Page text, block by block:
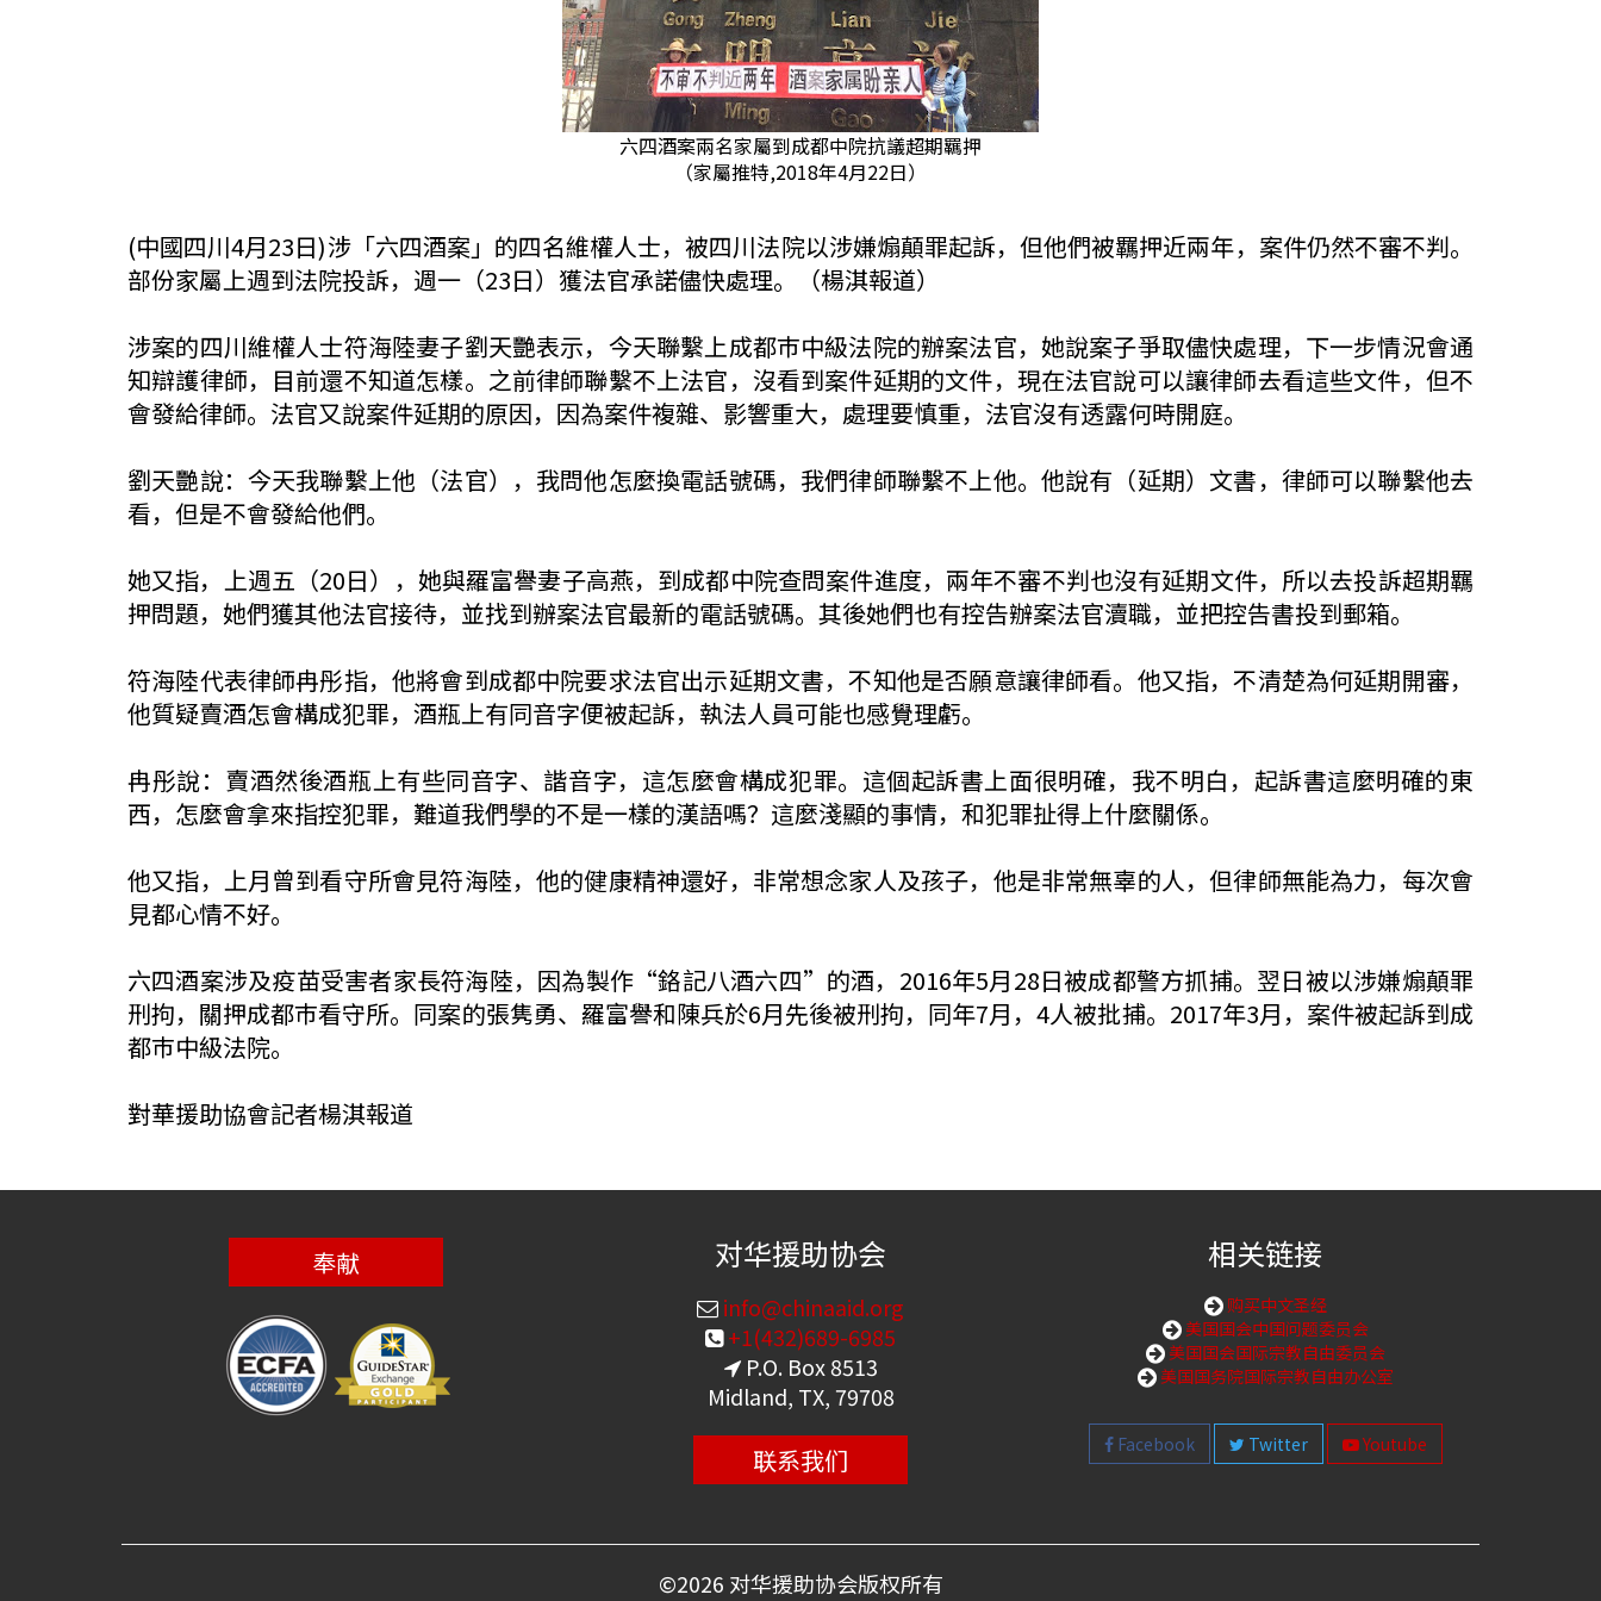
六四酒案兩名家屬到成都中院抗議超期羈押
（家屬推特,2018年4月22日）
(中國四川4月23日)涉「六四酒案」的四名維權人士，被四川法院以涉嫌煽顛罪起訴，但他們被羈押近兩年，案件仍然不審不判。
部份家屬上週到法院投訴，週一（23日）獲法官承諾儘快處理。（楊淇報道）
涉案的四川維權人士符海陸妻子劉天艷表示，今天聯繫上成都巿中級法院的辦案法官，她說案子爭取儘快處理，下一步情況會通
知辯護律師，目前還不知道怎樣。之前律師聯繫不上法官，沒看到案件延期的文件，現在法官說可以讓律師去看這些文件，但不
會發給律師。法官又說案件延期的原因，因為案件複雜、影響重大，處理要慎重，法官沒有透露何時開庭。
劉天艷說：今天我聯繫上他（法官），我問他怎麼換電話號碼，我們律師聯繫不上他。他說有（延期）文書，律師可以聯繫他去
看，但是不會發給他們。
她又指，上週五（20日），她與羅富譽妻子高燕，到成都中院查問案件進度，兩年不審不判也沒有延期文件，所以去投訴超期羈
押問題，她們獲其他法官接待，並找到辦案法官最新的電話號碼。其後她們也有控告辦案法官瀆職，並把控告書投到郵箱。
符海陸代表律師冉彤指，他將會到成都中院要求法官出示延期文書，不知他是否願意讓律師看。他又指，不清楚為何延期開審，
他質疑賣酒怎會構成犯罪，酒瓶上有同音字便被起訴，執法人員可能也感覺理虧。
冉彤說：賣酒然後酒瓶上有些同音字、諧音字，這怎麼會構成犯罪。這個起訴書上面很明確，我不明白，起訴書這麼明確的東
西，怎麼會拿來指控犯罪，難道我們學的不是一樣的漢語嗎？這麼淺顯的事情，和犯罪扯得上什麼關係。
他又指，上月曾到看守所會見符海陸，他的健康精神還好，非常想念家人及孩子，他是非常無辜的人，但律師無能為力，每次會
見都心情不好。
六四酒案涉及疫苗受害者家長符海陸，因為製作“鉻記八酒六四”的酒，2016年5月28日被成都警方抓捕。翌日被以涉嫌煽顛罪
刑拘，關押成都巿看守所。同案的張隽勇、羅富譽和陳兵於6月先後被刑拘，同年7月，4人被批捕。2017年3月，案件被起訴到成
都巿中級法院。
對華援助協會記者楊淇報道
奉献 对华援助协会
info@chinaaid.org
+1(432)689-6985
P.O. Box 8513
Midland, TX, 79708
联系我们
相关链接
购买中文圣经
美国国会中国问题委员会
美国国会国际宗教自由委员会
美国国务院国际宗教自由办公室
Facebook Twitter Youtube
©2026 对华援助协会版权所有